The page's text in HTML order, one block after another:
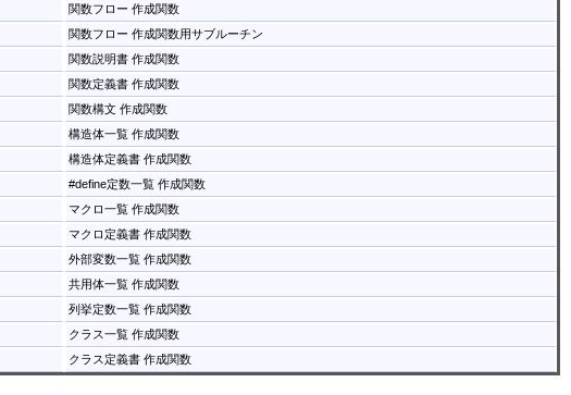
関数フロー 作成関数
関数フロー 作成関数用サブルーチン
関数説明書 作成関数
関数定義書 作成関数
関数構文 作成関数
構造体一覧 作成関数
構造体定義書 作成関数
#define定数一覧 作成関数
マクロ一覧 作成関数
マクロ定義書 作成関数
外部変数一覧 作成関数
共用体一覧 作成関数
列挙定数一覧 作成関数
クラス一覧 作成関数
クラス定義書 作成関数